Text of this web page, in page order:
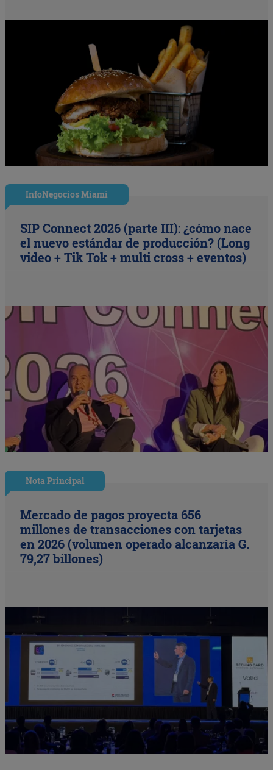
InfoNegocios Miami
SIP Connect 2026 (parte III): ¿cómo nace
el nuevo estándar de producción? (Long
video + Tik Tok + multi cross + eventos)
Nota Principal
Mercado de pagos proyecta 656
millones de transacciones con tarjetas
en 2026 (volumen operado alcanzaría G.
79,27 billones)